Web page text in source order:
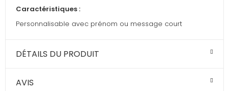
Caractéristiques :
Personnalisable avec prénom ou message court
DÉTAILS DU PRODUIT
AVIS